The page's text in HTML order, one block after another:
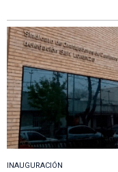
INAUGURACIÓN